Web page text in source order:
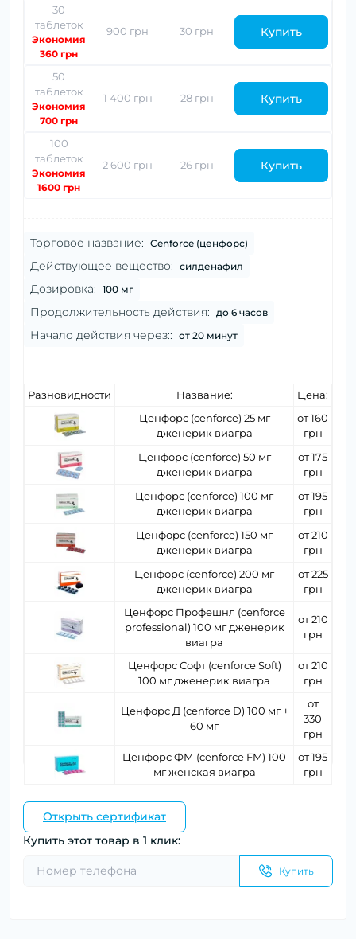
30
таблеток
Экономия
360 грн
900 грн 30 грн Купить
50
таблеток
Экономия
700 грн
1 400 грн 28 грн Купить
100
таблеток
Экономия
1600 грн
2 600 грн 26 грн Купить
Торговое название: Cenforce (ценфорс)
Действующее вещество: силденафил
Дозировка: 100 мг
Продолжительность действия: до 6 часов
Начало действия через:: от 20 минут
Разновидности Название:
Цена:
Ценфорс (cenforce) 25 мг
дженерик виагра
от 160
грн
Ценфорс (cenforce) 50 мг
дженерик виагра
от 175
грн
Ценфорс (cenforce) 100 мг
дженерик виагра
от 195
грн
Ценфорс (cenforce) 150 мг
дженерик виагра
от 210
грн
Ценфорс (cenforce) 200 мг
дженерик виагра
от 225
грн
Ценфорс Профешнл (cenforce
professional) 100 мг дженерик
виагра
от 210
грн
Ценфорс Софт (cenforce Soft)
100 мг дженерик виагра
от 210
грн
Ценфорс Д (cenforce D) 100 мг +
60 мг
от
330
грн
Ценфорс ФМ (cenforce FM) 100
мг женская виагра
от 195
грн
Открыть сертификат
Купить этот товар в 1 клик:
Купить